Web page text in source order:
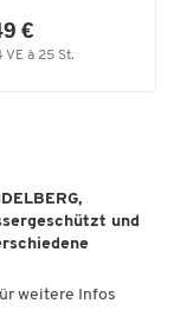
€
VE à 25 St.
und
weitere Infos